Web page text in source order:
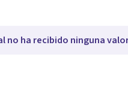
no ha recibido ninguna